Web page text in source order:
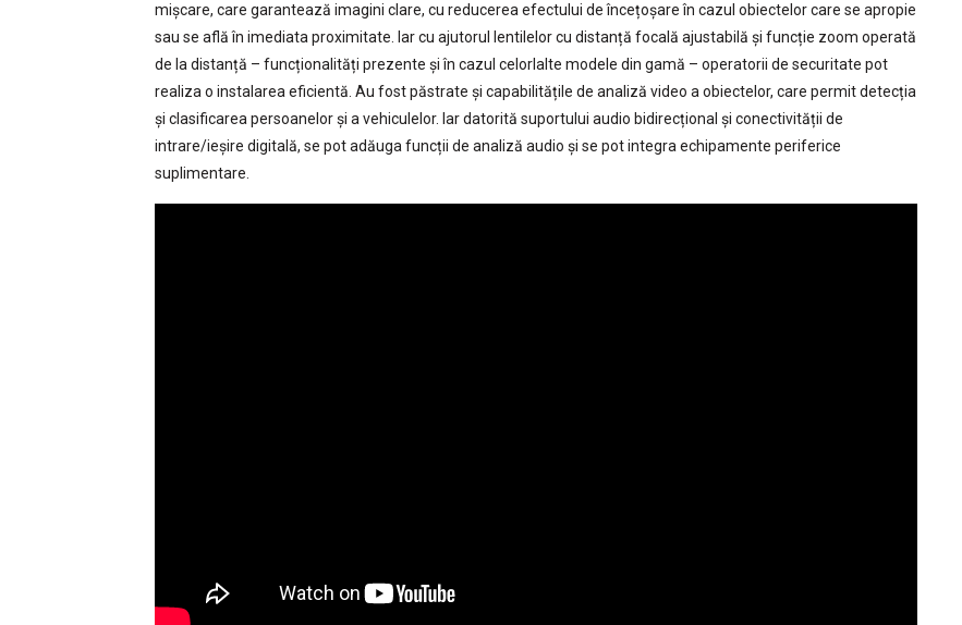
mișcare, care garantează imagini clare, cu reducerea efectului de încețoșare în cazul obiectelor care se apropie
sau se află în imediata proximitate. Iar cu ajutorul lentilelor cu distanță focală ajustabilă și funcție zoom operată
de la distanță – funcționalități prezente și în cazul celorlalte modele din gamă – operatorii de securitate pot
realiza o instalarea eficientă. Au fost păstrate și capabilitățile de analiză video a obiectelor, care permit detecția
și clasificarea persoanelor și a vehiculelor. Iar datorită suportului audio bidirecțional și conectivității de
intrare/ieșire digitală, se pot adăuga funcții de analiză audio și se pot integra echipamente periferice
suplimentare.